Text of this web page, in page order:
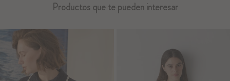
Productos que te pueden interesar